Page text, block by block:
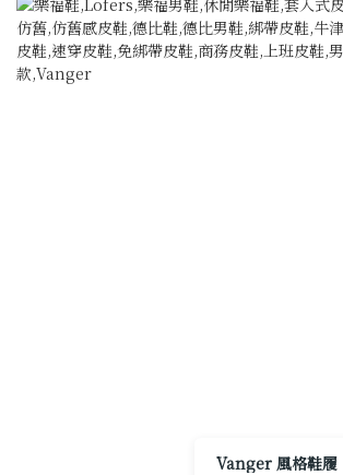
Vanger 風格鞋履